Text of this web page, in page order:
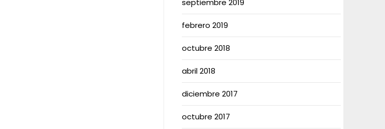
septiembre 2019
febrero 2019
octubre 2018
abril 2018
diciembre 2017
octubre 2017